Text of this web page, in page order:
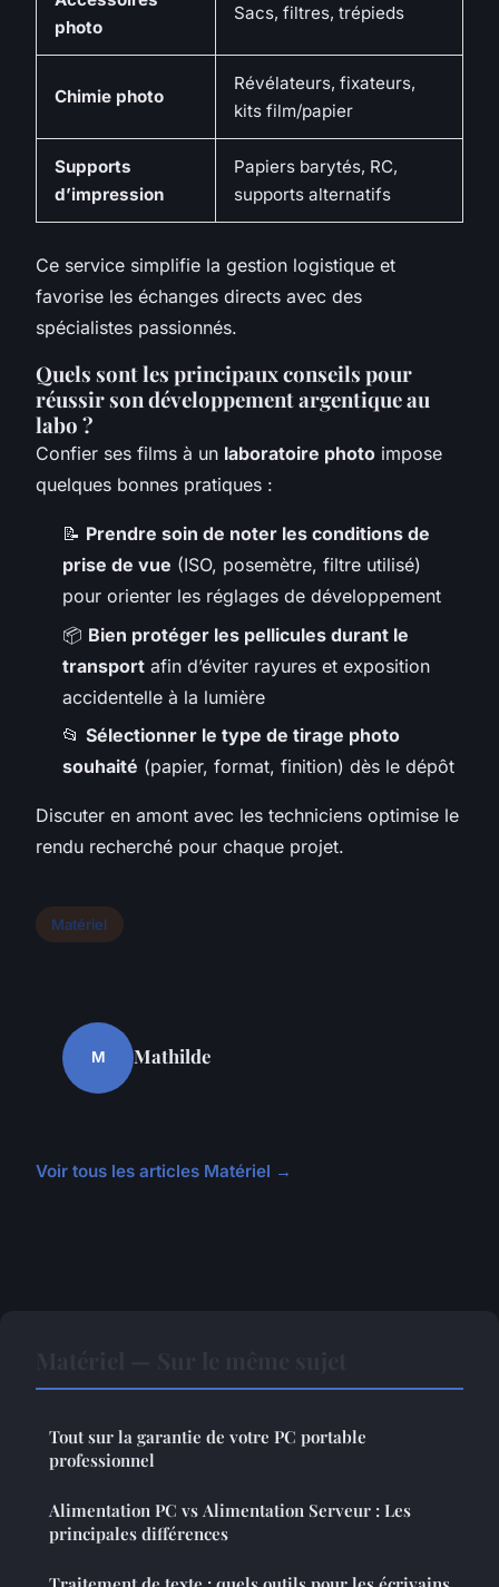
photo
Sacs, filtres, trépieds
Chimie photo
Révélateurs, fixateurs,
kits film/papier
Supports
d’impression
Papiers barytés, RC,
supports alternatifs
Ce service simplifie la gestion logistique et
favorise les échanges directs avec des
spécialistes passionnés.
Quels sont les principaux conseils pour
réussir son développement argentique au
labo ?
Confier ses films à un laboratoire photo impose
quelques bonnes pratiques :
📝 Prendre soin de noter les conditions de
prise de vue (ISO, posemètre, filtre utilisé)
pour orienter les réglages de développement
📦 Bien protéger les pellicules durant le
transport afin d’éviter rayures et exposition
accidentelle à la lumière
📂 Sélectionner le type de tirage photo
souhaité (papier, format, finition) dès le dépôt
Discuter en amont avec les techniciens optimise le
rendu recherché pour chaque projet.
Matériel
M Mathilde
Voir tous les articles Matériel →
Tout sur la garantie de votre PC portable
professionnel
Alimentation PC vs Alimentation Serveur : Les
principales différences